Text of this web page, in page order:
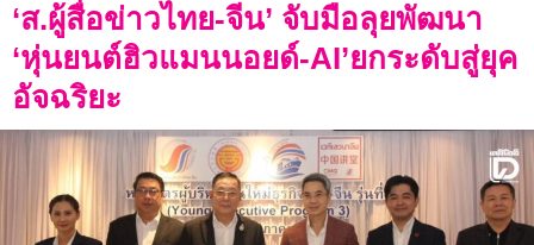
‘ส.ผู้สื่อข่าวไทย-จีน’ จับมือลุยพัฒนา
‘หุ่นยนต์ฮิวแมนนอยด์-AI’ยกระดับสู่ยุค
อัจฉริยะ